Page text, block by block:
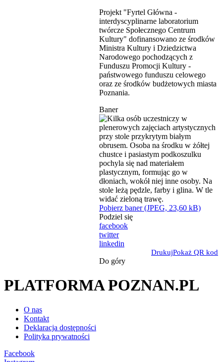
Projekt "Fyrtel Główna -
interdyscyplinarne laboratorium
twórcze Społecznego Centrum
Kultury" dofinansowano ze środków
Ministra Kultury i Dziedzictwa
Narodowego pochodzących z
Funduszu Promocji Kultury -
państwowego funduszu celowego
oraz ze środków budżetowych miasta
Poznania.
Baner
Pobierz baner (JPEG, 23,60 kB)
Podziel się
facebook
twitter
linkedin
DrukujPokaż QR kod
Do góry
PLATFORMA POZNAN.PL
O nas
Kontakt
Deklaracja dostępności
Polityka prywatności
Facebook